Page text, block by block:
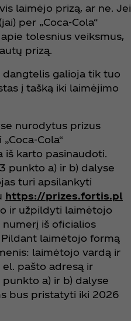
laimėjo prizą, ar ne. Jei
per „Coca‑Cola“
tolesnius veiksmus,
prizą.
galioja tik tuo
į tašką iki laimėjimo
nurodytus prizus
iš karto pasinaudoti.
punkto a) ir b) dalyse
turi apsilankyti
https://prizes.fortis.pl
ir užpildyti laimėtojo
iš oficialios
Pildant laimėtojo formą
laimėtojo vardą ir
pašto adresą ir
a) ir b) dalyse
bus pristatyti iki 2026